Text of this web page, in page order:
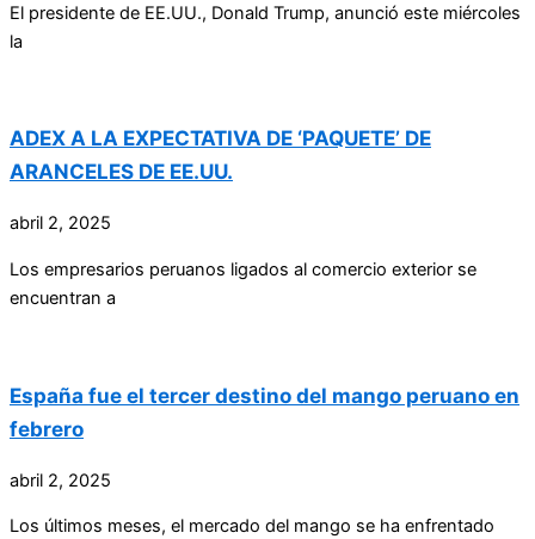
El presidente de EE.UU., Donald Trump, anunció este miércoles
la
ADEX A LA EXPECTATIVA DE ‘PAQUETE’ DE
ARANCELES DE EE.UU.
abril 2, 2025
Los empresarios peruanos ligados al comercio exterior se
encuentran a
España fue el tercer destino del mango peruano en
febrero
abril 2, 2025
Los últimos meses, el mercado del mango se ha enfrentado